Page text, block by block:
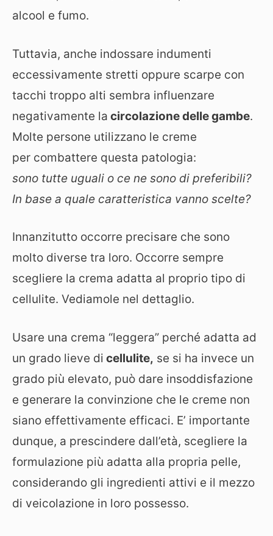
alcool e fumo.
Tuttavia, anche indossare indumenti
eccessivamente stretti oppure scarpe con
tacchi troppo alti sembra influenzare
negativamente la circolazione delle gambe.
Molte persone utilizzano le creme
per combattere questa patologia:
sono tutte uguali o ce ne sono di preferibili?
In base a quale caratteristica vanno scelte?
Innanzitutto occorre precisare che sono
molto diverse tra loro. Occorre sempre
scegliere la crema adatta al proprio tipo di
cellulite. Vediamole nel dettaglio.
Usare una crema “leggera” perché adatta ad
un grado lieve di cellulite, se si ha invece un
grado più elevato, può dare insoddisfazione
e generare la convinzione che le creme non
siano effettivamente efficaci. E’ importante
dunque, a prescindere dall’età, scegliere la
formulazione più adatta alla propria pelle,
considerando gli ingredienti attivi e il mezzo
di veicolazione in loro possesso.